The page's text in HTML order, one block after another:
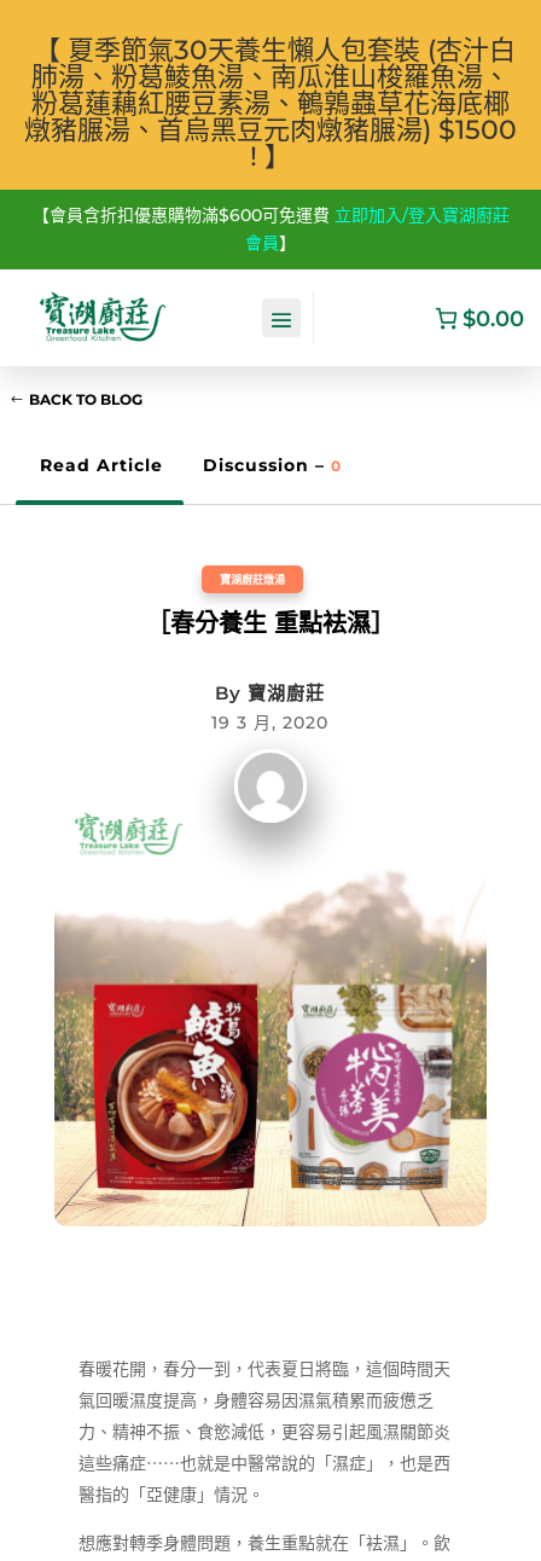
【 夏季節氣30天養生懶人包套裝 (杏汁白
肺湯、粉葛鯪魚湯、南瓜淮山梭羅魚湯、
粉葛蓮藕紅腰豆素湯、鵪鶉蟲草花海底椰
燉豬𦟌湯、首烏黑豆元肉燉豬𦟌湯) $1500
! 】
【會員含折扣優惠購物滿$600可免運費 立即加入/登入寶湖廚莊
會員】
$0.00
BACK TO BLOG
Read Article Discussion – 0
寶湖廚莊燉湯
［春分養生 重點袪濕］
By 寶湖廚莊
19 3 月, 2020
春暖花開，春分一到，代表夏日將臨，這個時間天
氣回暖濕度提高，身體容易因濕氣積累而疲憊乏
力、精神不振、食慾減低，更容易引起風濕關節炎
這些痛症⋯⋯也就是中醫常說的「濕症」，也是西
醫指的「亞健康」情況。
想應對轉季身體問題，養生重點就在「袪濕」。飲